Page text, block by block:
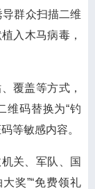
群众扫描二维
入木马病毒，
覆盖等方式，
维码替换为“钓
等敏感内容。
关、军队、国
奖”“免费领礼